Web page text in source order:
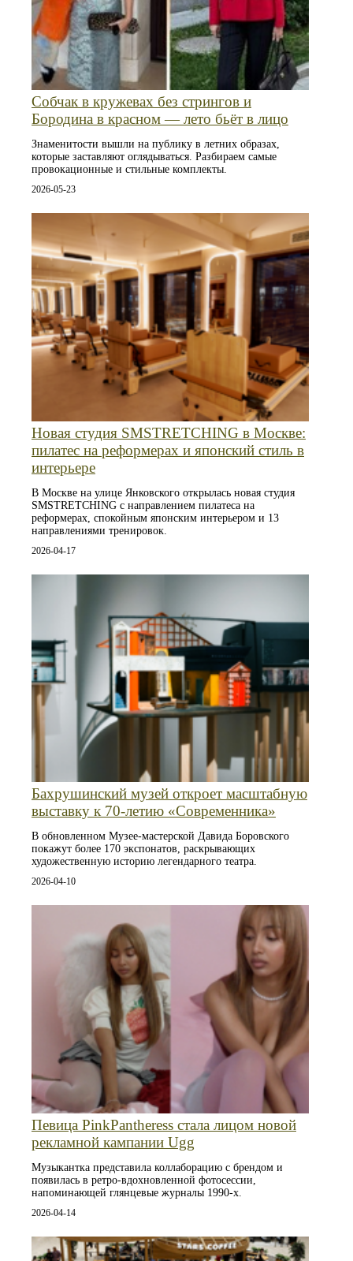
Собчак в кружевах без стрингов и
Бородина в красном — лето бьёт в лицо
Знаменитости вышли на публику в летних образах,
которые заставляют оглядываться. Разбираем самые
провокационные и стильные комплекты.
2026-05-23
Новая студия SMSTRETCHING в Москве:
пилатес на реформерах и японский стиль в
интерьере
В Москве на улице Янковского открылась новая студия
SMSTRETCHING с направлением пилатеса на
реформерах, спокойным японским интерьером и 13
направлениями тренировок.
2026-04-17
Бахрушинский музей откроет масштабную
выставку к 70-летию «Современника»
В обновленном Музее-мастерской Давида Боровского
покажут более 170 экспонатов, раскрывающих
художественную историю легендарного театра.
2026-04-10
Певица PinkPantheress стала лицом новой
рекламной кампании Ugg
Музыкантка представила коллаборацию с брендом и
появилась в ретро-вдохновленной фотосессии,
напоминающей глянцевые журналы 1990-х.
2026-04-14